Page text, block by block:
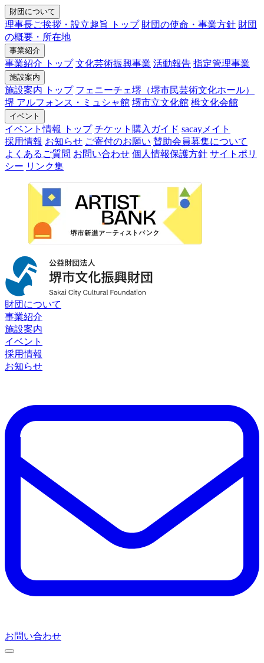
財団について
理事長ご挨拶・設立趣旨 トップ 財団の使命・事業方針 財団
の概要・所在地
事業紹介
事業紹介 トップ 文化芸術振興事業 活動報告 指定管理事業
施設案内
施設案内 トップ フェニーチェ堺（堺市民芸術文化ホール）
堺 アルフォンス・ミュシャ館 堺市立文化館 栂文化会館
イベント
イベント情報 トップ チケット購入ガイド sacayメイト
採用情報 お知らせ ご寄付のお願い 賛助会員募集について
よくあるご質問 お問い合わせ 個人情報保護方針 サイトポリ
シー リンク集
財団について
事業紹介
施設案内
イベント
採用情報
お知らせ
お問い合わせ